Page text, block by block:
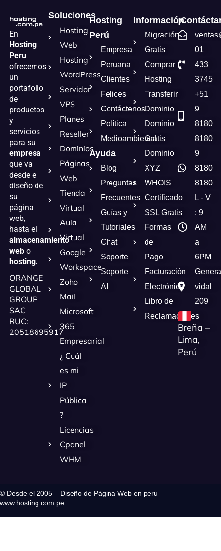
En
Hosting
Peru
ofrecemos
un
portafolio
de
productos
y
servicios
para su
empresa
que va
desde el
diseño de
su
página
web,
hasta el
almacenamiento
webo
hosting.
ORANGE
GLOBAL
GROUP
SAC
RUC:
20518695917
Soluciones
Hosting
Web
Hosting
WordPress
Servidor
VPS
Planes
Reseller
Dominios
Páginas
Web
Tienda
Virtual
Aula
Virtual
Google
Workspace
Zoho
Mail
Microsoft
365
Empresarial
¿ Cuál
es mi
IP
Pública
?
Licencias
Cpanel
WHM
Hosting
Perú
Empresa
Peruana
Clientes
Felices
Contáctenos
Política
Medioambiental
Ayuda
Blog
Preguntas
Frecuentes
Guías y
Tutoriales
Chat
Soporte
Soporte
AI
Información
Migración
Gratis
Comprar
Hosting
Transferir
Dominio
Dominio
Gratis
Dominio
XYZ
WHOIS
Certificado
SSL Gratis
Formas
de
Pago
Facturación
Electrónica
Libro de
Reclamaciones
01
433
3745
+51
9
8180
8180
9
8180
8180
L - V
: 9
AM
a
6PM
vidal
209
Breña –
Lima,
Perú
© Desde el 2005 – Diseño de Página Web en peru
www.hosting.com.pe